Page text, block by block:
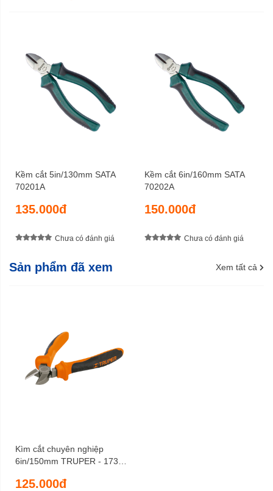
Kềm cắt 5in/130mm SATA
70201A
135.000đ
Chưa có đánh giá
Kềm cắt 6in/160mm SATA
70202A
150.000đ
Chưa có đánh giá
Sản phẩm đã xem Xem tất cả
Kìm cắt chuyên nghiệp
6in/150mm TRUPER - 17331
Volts
125.000đ